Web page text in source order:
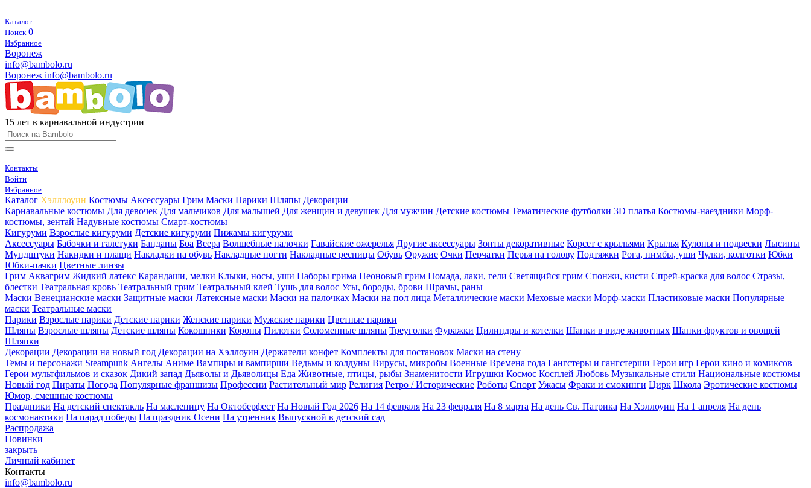
Каталог
Поиск 0
Избранное
Воронеж
info@bambolo.ru
Воронеж info@bambolo.ru
15 лет в карнавальной индустрии
Контакты
Войти
Избранное
Каталог Хэлллоуин Костюмы Аксессуары Грим Маски Парики Шляпы Декорации
Карнавальные костюмы Для девочек Для мальчиков Для малышей Для женщин и девушек Для мужчин Детские костюмы Тематические футболки 3D платья Костюмы-наездники Морф-
костюмы, зентай Надувные костюмы Смарт-костюмы
Кигуруми Взрослые кигуруми Детские кигуруми Пижамы кигуруми
Аксессуары Бабочки и галстуки Банданы Боа Веера Волшебные палочки Гавайские ожерелья Другие аксессуары Зонты декоративные Корсет с крыльями Крылья Кулоны и подвески Лысины
Мундштуки Накидки и плащи Накладки на обувь Накладные ногти Накладные ресницы Обувь Оружие Очки Перчатки Перья на голову Подтяжки Рога, нимбы, уши Чулки, колготки Юбки
Юбки-пачки Цветные линзы
Грим Аквагрим Жидкий латекс Карандаши, мелки Клыки, носы, уши Наборы грима Неоновый грим Помада, лаки, гели Светящийся грим Спонжи, кисти Спрей-краска для волос Стразы,
блестки Театральная кровь Театральный грим Театральный клей Тушь для волос Усы, бороды, брови Шрамы, раны
Маски Венецианские маски Защитные маски Латексные маски Маски на палочках Маски на пол лица Металлические маски Меховые маски Морф-маски Пластиковые маски Популярные
маски Театральные маски
Парики Взрослые парики Детские парики Женские парики Мужские парики Цветные парики
Шляпы Взрослые шляпы Детские шляпы Кокошники Короны Пилотки Соломенные шляпы Треуголки Фуражки Цилиндры и котелки Шапки в виде животных Шапки фруктов и овощей
Шляпки
Декорации Декорации на новый год Декорации на Хэллоуин Держатели конфет Комплекты для постановок Маски на стену
Темы и персонажи Steampunk Ангелы Аниме Вампиры и вампирши Ведьмы и колдуны Вирусы, микробы Военные Времена года Гангстеры и гангстерши Герои игр Герои кино и комиксов
Герои мультфильмов и сказок Дикий запад Дьяволы и Дьяволицы Еда Животные, птицы, рыбы Знаменитости Игрушки Космос Косплей Любовь Музыкальные стили Национальные костюмы
Новый год Пираты Погода Популярные франшизы Профессии Растительный мир Религия Ретро / Исторические Роботы Спорт Ужасы Фраки и смокинги Цирк Школа Эротические костюмы
Юмор, смешные костюмы
Праздники На детский спектакль На масленицу На Октоберфест На Новый Год 2026 На 14 февраля На 23 февраля На 8 марта На день Св. Патрика На Хэллоуин На 1 апреля На день
космонавтики На парад победы На праздник Осени На утренник Выпускной в детский сад
Распродажа
Новинки
закрыть
Личный кабинет
Контакты
info@bambolo.ru